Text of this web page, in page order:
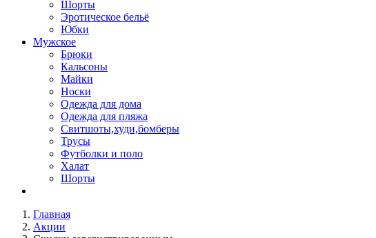
Шорты
Эротическое бельё
Юбки
Мужское
Брюки
Кальсоны
Майки
Носки
Одежда для дома
Одежда для пляжа
Свитшоты,худи,бомберы
Трусы
Футболки и поло
Халат
Шорты
Главная
Акции